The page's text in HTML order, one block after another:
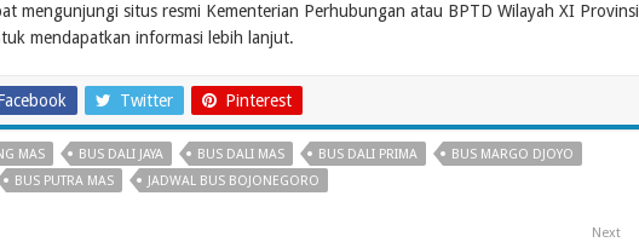
mengunjungi situs resmi Kementerian Perhubungan atau BPTD Wilayah XI Provinsi
mendapatkan informasi lebih lanjut.
Twitter Pinterest
MAS BUS DALI JAYA BUS DALI MAS BUS DALI PRIMA
BUS MARGO DJOYO
BUS PUTRA MAS JADWAL BUS BOJONEGORO
Next